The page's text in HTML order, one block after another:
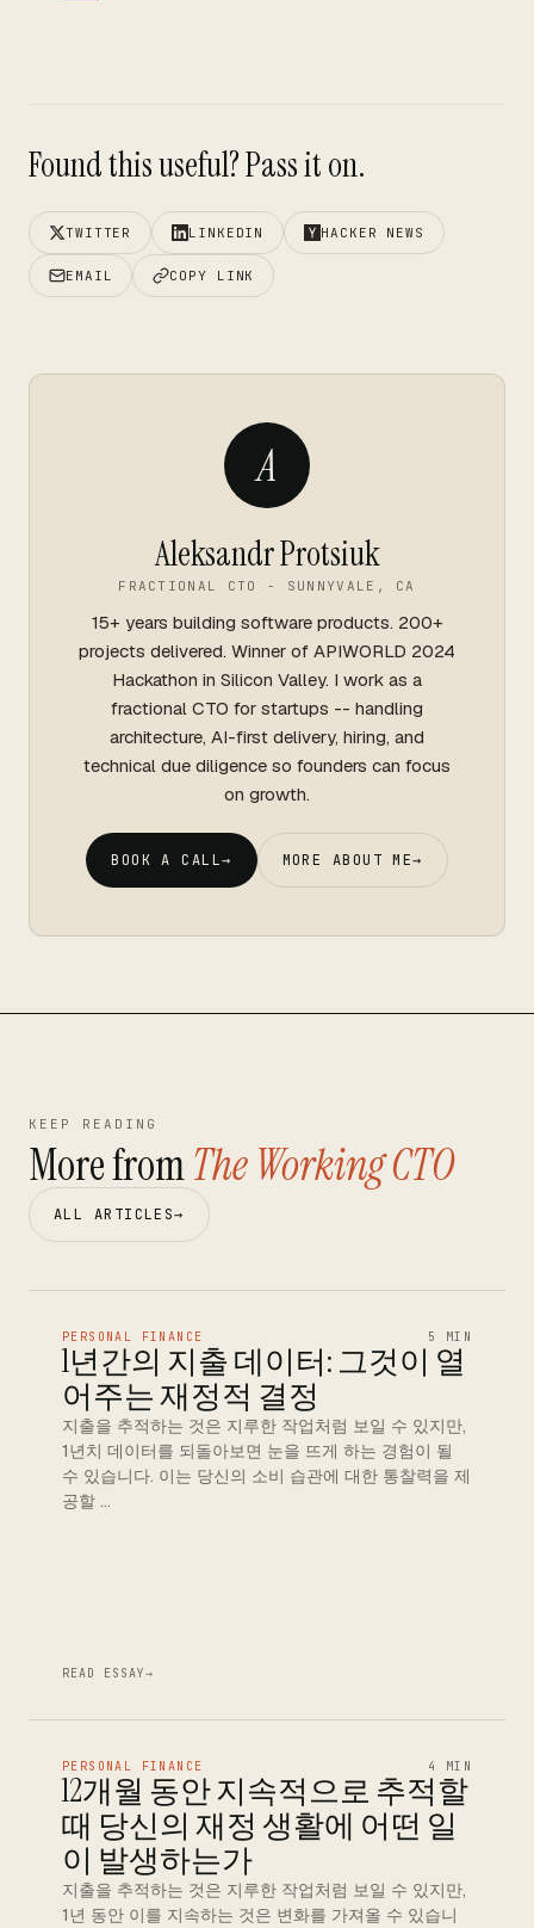
Found this useful? Pass it on.
TWITTER LINKEDIN HACKER NEWS
EMAIL COPY LINK
A
Aleksandr Protsiuk
FRACTIONAL CTO - SUNNYVALE, CA
15+ years building software products. 200+
projects delivered. Winner of APIWORLD 2024
Hackathon in Silicon Valley. I work as a
fractional CTO for startups -- handling
architecture, AI-first delivery, hiring, and
technical due diligence so founders can focus
on growth.
BOOK A CALL→ MORE ABOUT ME→
KEEP READING
More fromThe Working CTO
ALL ARTICLES→
PERSONAL FINANCE 5 MIN
1년간의 지출 데이터: 그것이 열
어주는 재정적 결정
지출을 추적하는 것은 지루한 작업처럼 보일 수 있지만,
1년치 데이터를 되돌아보면 눈을 뜨게 하는 경험이 될
수 있습니다. 이는 당신의 소비 습관에 대한 통찰력을 제
공할 …
READ ESSAY→
PERSONAL FINANCE 4 MIN
12개월 동안 지속적으로 추적할
때 당신의 재정 생활에 어떤 일
이 발생하는가
지출을 추적하는 것은 지루한 작업처럼 보일 수 있지만,
1년 동안 이를 지속하는 것은 변화를 가져올 수 있습니